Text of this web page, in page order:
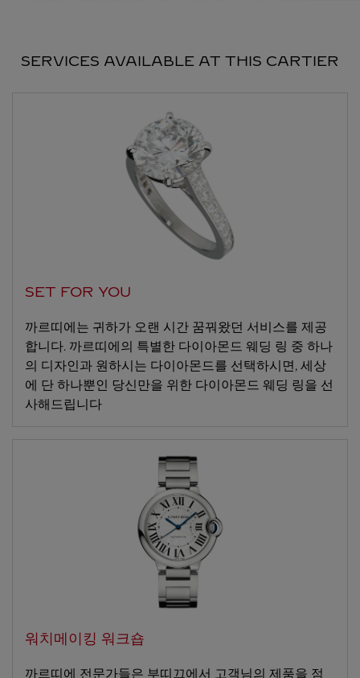
SERVICES AVAILABLE AT THIS CARTIER
SET FOR YOU
까르띠에는 귀하가 오랜 시간 꿈꿔왔던 서비스를 제공
합니다. 까르띠에의 특별한 다이아몬드 웨딩 링 중 하나
의 디자인과 원하시는 다이아몬드를 선택하시면, 세상
에 단 하나뿐인 당신만을 위한 다이아몬드 웨딩 링을 선
사해드립니다
워치메이킹 워크숍
까르띠에 전문가들은 부띠끄에서 고객님의 제품을 점